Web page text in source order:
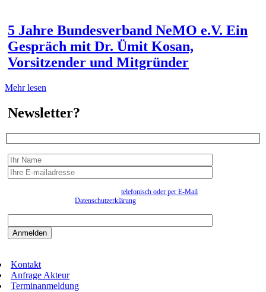
5 Jahre Bundesverband NeMO e.V. Ein
Gespräch mit Dr. Ümit Kosan,
Vorsitzender und Mitgründer
Mehr lesen
Newsletter?
telefonisch oder per E-Mail
Datenschutzerklärung
Kontakt
Anfrage Akteur
Terminanmeldung